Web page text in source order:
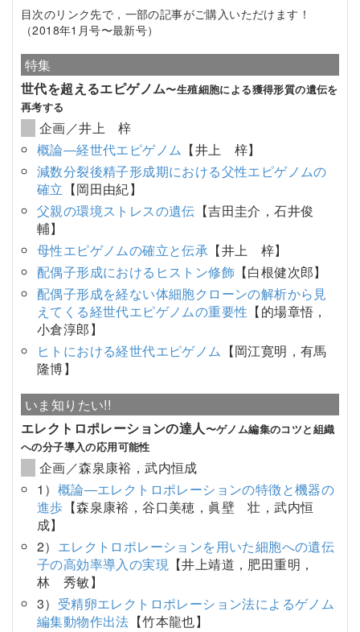
目次のリンク先で，一部の記事がご購入いただけます！
（2018年1月号〜最新号）
特集
世代を超えるエピゲノム〜生殖細胞による獲得形質の遺伝を
再考する
企画／井上 梓
概論―経世代エピゲノム 【井上 梓】
減数分裂後精子形成期における父性エピゲノムの
確立 【岡田由紀】
父親の環境ストレスの遺伝 【吉田圭介，石井俊
輔】
母性エピゲノムの確立と伝承 【井上 梓】
配偶子形成におけるヒストン修飾 【白根健次郎】
配偶子形成を経ない体細胞クローンの解析から見
えてくる経世代エピゲノムの重要性 【的場章悟，
小倉淳郎】
ヒトにおける経世代エピゲノム 【岡江寛明，有馬
隆博】
いま知りたい!!
エレクトロポレーションの達人〜ゲノム編集のコツと組織
への分子導入の応用可能性
企画／森泉康裕，武内恒成
1） 概論―エレクトロポレーションの特徴と機器の
進歩 【森泉康裕，谷口美穂，眞壁 壮，武内恒
成】
2） エレクトロポレーションを用いた細胞への遺伝
子の高効率導入の実現 【井上靖道，肥田重明，
林 秀敏】
3） 受精卵エレクトロポレーション法によるゲノム
編集動物作出法 【竹本龍也】